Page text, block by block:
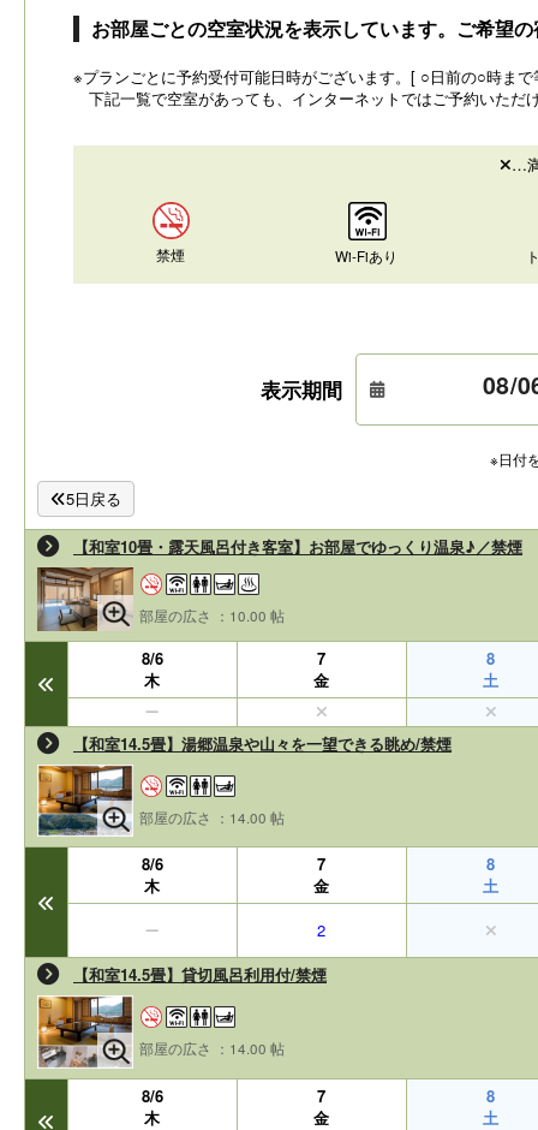
お部屋ごとの空室状況を表示しています。ご希望
※プランごとに予約受付可能日時がございます。[ ○日前の○時まで
下記一覧で空室があっても、インターネットではご予約いただ
…
禁煙 Wi-Fiあり
表示期間
※日付
5日戻る
【和室10畳・露天風呂付き客室】お部屋でゆっくり温泉♪／禁煙
部屋の広さ ：10.00 帖
8/6
木
7
金
8
土
【和室14.5畳】湯郷温泉や山々を一望できる眺め/禁煙
部屋の広さ ：14.00 帖
8/6
木
7
金
8
土
2
【和室14.5畳】貸切風呂利用付/禁煙
部屋の広さ ：14.00 帖
8/6
木
7
金
8
土